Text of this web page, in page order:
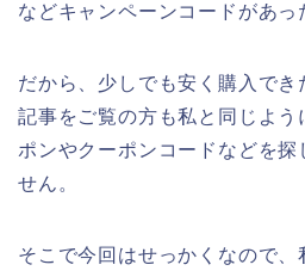
などキャンペーンコードがあっ
だから、少しでも安く購入で
記事をご覧の方も私と同じよう
ポンやクーポンコードなどを探
せん。
そこで今回はせっかくなので、